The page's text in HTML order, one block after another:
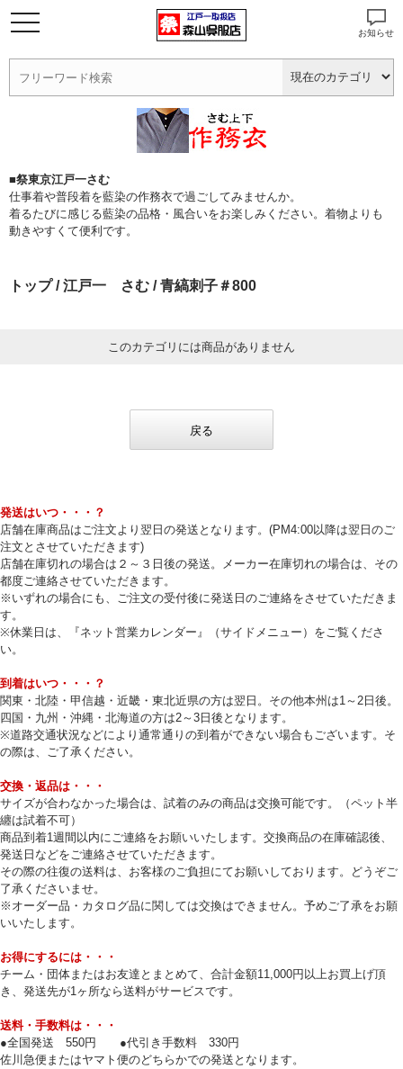
お知らせ
■祭東京江戸一さむ
仕事着や普段着を藍染の作務衣で過ごしてみませんか。
着るたびに感じる藍染の品格・風合いをお楽しみください。着物よりも
動きやすくて便利です。
トップ/江戸一 さむ / 青縞刺子＃800
このカテゴリには商品がありません
戻る
発送はいつ・・・？
店舗在庫商品はご注文より翌日の発送となります。(PM4:00以降は翌日のご
注文とさせていただきます)
店舗在庫切れの場合は２～３日後の発送。メーカー在庫切れの場合は、その
都度ご連絡させていただきます。
※いずれの場合にも、ご注文の受付後に発送日のご連絡をさせていただきま
す。
※休業日は、『ネット営業カレンダー』（サイドメニュー）をご覧くださ
い。
到着はいつ・・・？
関東・北陸・甲信越・近畿・東北近県の方は翌日。その他本州は1～2日後。
四国・九州・沖縄・北海道の方は2～3日後となります。
※道路交通状況などにより通常通りの到着ができない場合もございます。そ
の際は、ご了承ください。
交換・返品は・・・
サイズが合わなかった場合は、試着のみの商品は交換可能です。（ペット半
纏は試着不可）
商品到着1週間以内にご連絡をお願いいたします。交換商品の在庫確認後、
発送日などをご連絡させていただきます。
その際の往復の送料は、お客様のご負担にてお願いしております。どうぞご
了承くださいませ。
※オーダー品・カタログ品に関しては交換はできません。予めご了承をお願
いいたします。
お得にするには・・・
チーム・団体またはお友達とまとめて、合計金額11,000円以上お買上げ頂
き、発送先が1ヶ所なら送料がサービスです。
送料・手数料は・・・
●全国発送 550円 ●代引き手数料 330円
佐川急便またはヤマト便のどちらかでの発送となります。